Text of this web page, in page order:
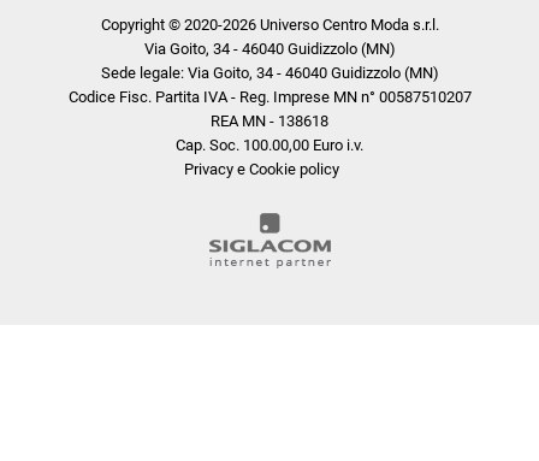
Copyright © 2020-2026 Universo Centro Moda s.r.l.
Via Goito, 34 - 46040 Guidizzolo (MN)
Sede legale: Via Goito, 34 - 46040 Guidizzolo (MN)
Codice Fisc. Partita IVA - Reg. Imprese MN n° 00587510207
REA MN - 138618
Cap. Soc. 100.00,00 Euro i.v.
Privacy e Cookie policy